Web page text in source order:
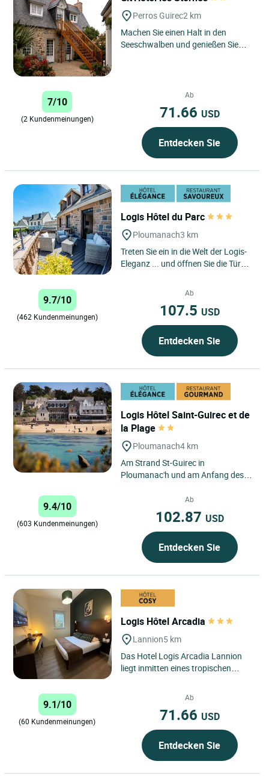
Perros Guirec2 km
Machen Sie einen Halt in den
Seeschwalben und genießen Sie
7/10
(2 Kundenmeinungen)
Ab
71.66 USD
Entdecken Sie
Logis Hôtel du Parc
Ploumanach3 km
Treten Sie ein in die Welt der Logis-
Eleganz ... und öffnen Sie die Tür
9.7/10
(462 Kundenmeinungen)
Ab
107.5 USD
Entdecken Sie
Logis Hôtel Saint-Guirec et de
la Plage
Ploumanach4 km
Am Strand St-Guirec in
Ploumanac'h und am Anfang des
Logis Hotel Saint-Guirec im
9.4/10
(603 Kundenmeinungen)
Ab
102.87 USD
Entdecken Sie
Logis Hôtel Arcadia
Lannion5 km
Das Hotel Logis Arcadia Lannion
liegt inmitten eines tropischen
Fahrradroute und des GR 34. Es
9.1/10
(60 Kundenmeinungen)
Ab
71.66 USD
Entdecken Sie